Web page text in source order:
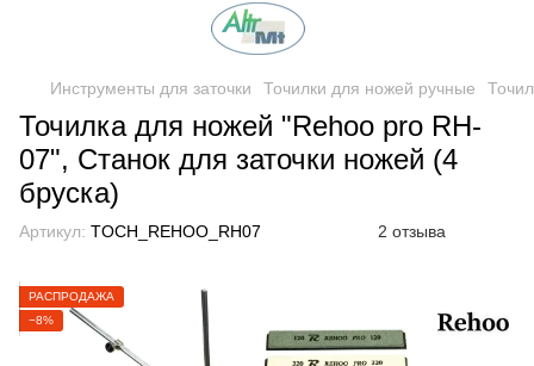
Инструменты для заточки Точилки для ножей ручные
Точилка для ножей "Rehoo pro RH-
07", Станок для заточки ножей (4
бруска)
Артикул: TOCH_REHOO_RH07 2 отзыва
РАСПРОДАЖА
−8%